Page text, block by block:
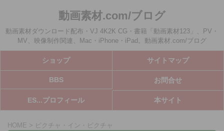
動画素材.com/ブログ
動画素材ダウンロード配布・VJ 4K2K CG・書籍「動画素材123」、PV・
MV、映像制作関連、Mac・iPhone・iPad。動画素材.com/ブログ
ショップ サイトマップ
BBS お問合せ
ES...プロフィール 本サイト
HOME > ピクチャ・イン・ピクチャ